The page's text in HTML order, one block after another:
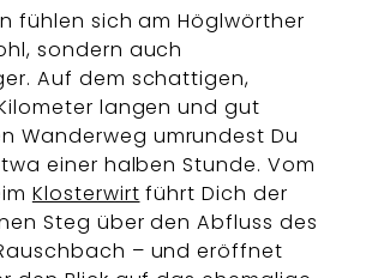
fühlen sich am Höglwörther
sondern auch
Auf dem schattigen,
langen und gut
Wanderweg umrundest Du
einer halben Stunde. Vom
Klosterwirt führt Dich der
Steg über den Abfluss des
– und eröffnet